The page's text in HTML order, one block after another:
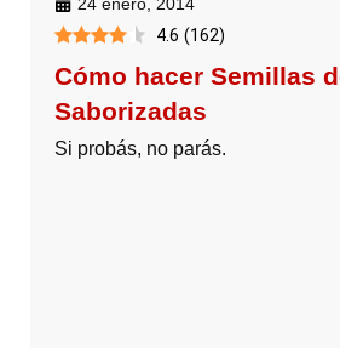
4.6 (162)
Cómo hacer Semillas
Saborizadas
Si probás, no parás.